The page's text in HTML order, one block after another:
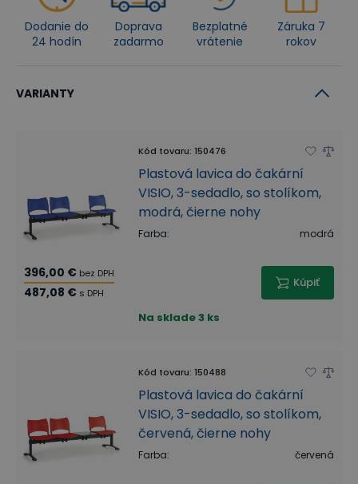
Dodanie do
24 hodín
Doprava
zadarmo
Bezplatné
vrátenie
Záruka 7
rokov
VARIANTY
Kód tovaru: 150476
Plastová lavica do čakární
VISIO, 3-sedadlo, so stolíkom,
modrá, čierne nohy
Farba: modrá
396,00 € bez DPH
487,08 € s DPH
Kúpiť
Na sklade3 ks
Kód tovaru: 150488
Plastová lavica do čakární
VISIO, 3-sedadlo, so stolíkom,
červená, čierne nohy
Farba: červená